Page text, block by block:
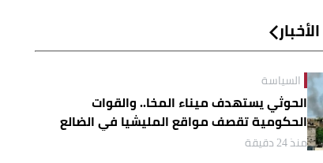
السياسة
الحوثي يستهدف ميناء المخا.. والقوات
الحكومية تقصف مواقع المليشيا في الضالع
منذ 24 دقيقة